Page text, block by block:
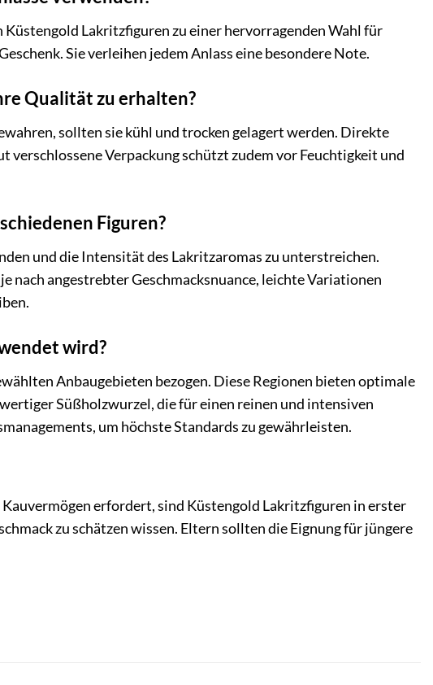
Küstengold Lakritzfiguren zu einer hervorragenden Wahl für
Sie verleihen jedem Anlass eine besondere Note.
Qualität zu erhalten?
sollten sie kühl und trocken gelagert werden. Direkte
verschlossene Verpackung schützt zudem vor Feuchtigkeit und
Figuren?
und die Intensität des Lakritzaromas zu unterstreichen.
nach angestrebter Geschmacksnuance, leichte Variationen
wird?
Anbaugebieten bezogen. Diese Regionen bieten optimale
Süßholzwurzel, die für einen reinen und intensiven
um höchste Standards zu gewährleisten.
erfordert, sind Küstengold Lakritzfiguren in erster
zu schätzen wissen. Eltern sollten die Eignung für jüngere